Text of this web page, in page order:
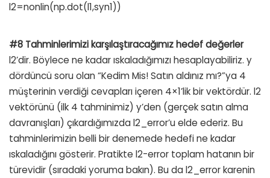
l2=nonlin(np.dot(l1,syn1))
#8 Tahminlerimizi karşılaştıracağımız hedef değerler
l2’dir. Böylece ne kadar ıskaladığımızı hesaplayabiliriz. y
dördüncü soru olan “Kedim Mis! Satın aldınız mı?”ya 4
müşterinin verdiği cevapları içeren 4×1’lik bir vektördür. l2
vektörünü (ilk 4 tahminimiz) y’den (gerçek satın alma
davranışları) çıkardığımızda l2_error’u elde ederiz. Bu
tahminlerimizin belli bir denemede hedefi ne kadar
ıskaladığını gösterir. Pratikte l2-error toplam hatanın bir
türevidir (sıradaki yoruma bakın). Bu da l2_error karenin